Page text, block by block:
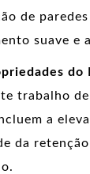
de
suave e
do
trabalho
a
da retenção